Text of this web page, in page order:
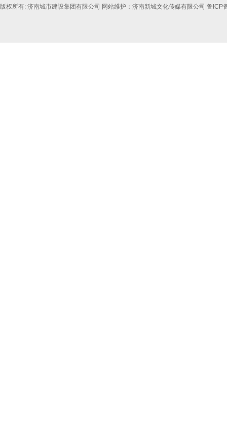
版权所有: 济南城市建设集团有限公司 网站维护：济南新城文化传媒有限公司 鲁ICP